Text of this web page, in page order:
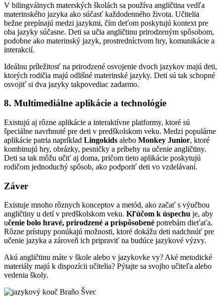
V bilingválnych materských školách sa používa angličtina vedľa
materinského jazyka ako súčasť každodenného života. Učitelia
bežne prepínajú medzi jazykmi, čím deťom poskytujú kontext pre
oba jazyky súčasne. Deti sa učia angličtinu prirodzeným spôsobom,
podobne ako materinský jazyk, prostredníctvom hry, komunikácie a
interakcií.
Ideálnu príležitosť na prirodzené osvojenie dvoch jazykov majú deti,
ktorých rodičia majú odlišné materinské jazyky. Deti sú tak schopné
osvojiť si dva jazyky takpovediac zadarmo.
8. Multimediálne aplikácie a technológie
Existujú aj rôzne aplikácie a interaktívne platformy, ktoré sú
špeciálne navrhnuté pre deti v predškolskom veku. Medzi populárne
aplikácie patria napríklad Lingokids alebo Monkey Junior, ktoré
kombinujú hry, obrázky, pesničky a príbehy na učenie angličtiny.
Deti sa tak môžu učiť aj doma, pričom tieto aplikácie poskytujú
rodičom jednoduchý spôsob, ako podporiť deti vo vzdelávaní.
Záver
Existuje mnoho rôznych konceptov a metód, ako začať s výučbou
angličtiny u detí v predškolskom veku. Kľúčom k úspechu je, aby
učenie bolo hravé, prirodzené a prispôsobené potrebám dieťaťa.
Rôzne prístupy ponúkajú možnosti, ktoré dokážu deti nadchnúť pre
učenie jazyka a zároveň ich pripraviť na budúce jazykové výzvy.
Akú angličtinu máte v škole alebo v jazykovke vy? Aké metodické
materiály majú k dispozícii učitelia? Pýtajte sa svojho učiteľa alebo
vedenia školy.